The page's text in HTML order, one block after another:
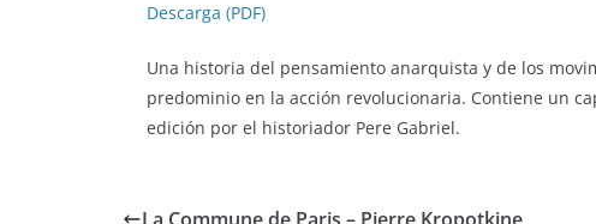
Descarga (PDF)
Una historia del pensamiento anarquista y de los
predominio en la acción revolucionaria. Contiene un
edición por el historiador Pere Gabriel.